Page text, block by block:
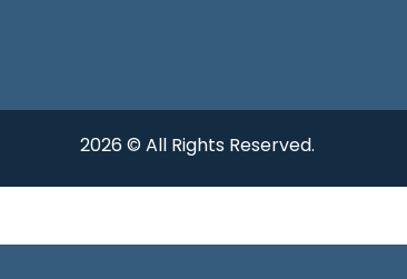
2026 © All Rights Reserved.